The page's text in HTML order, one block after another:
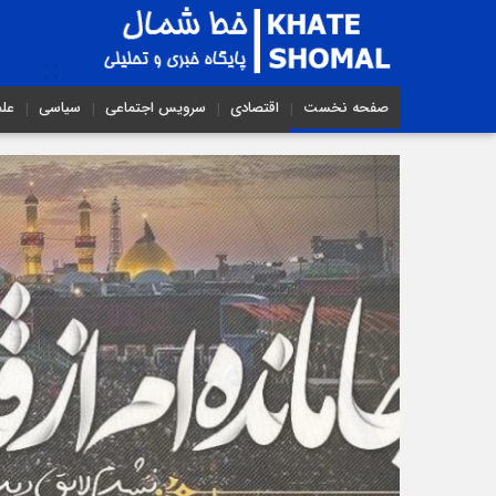
صفحه نخست اقتصادی سرویس اجتماعی سیاسی